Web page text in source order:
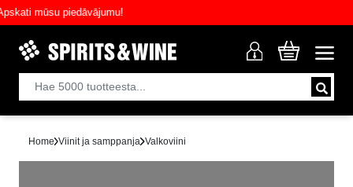
mūsu piedāvājumu!
Home Viinit ja samppanja Valkoviini